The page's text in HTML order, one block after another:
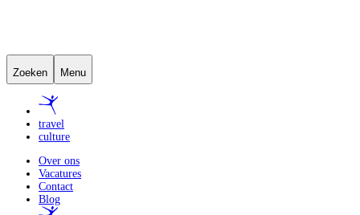
Zoeken Menu
travel
culture
Over ons
Vacatures
Contact
Blog